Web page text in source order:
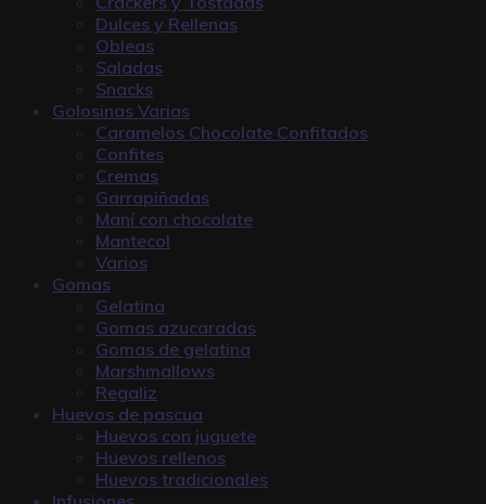
Dulces y Rellenas
Obleas
Saladas
Snacks
Golosinas Varias
Caramelos Chocolate Confitados
Confites
Cremas
Garrapiñadas
Maní con chocolate
Mantecol
Varios
Gomas
Gelatina
Gomas azucaradas
Gomas de gelatina
Marshmallows
Regaliz
Huevos de pascua
Huevos con juguete
Huevos rellenos
Huevos tradicionales